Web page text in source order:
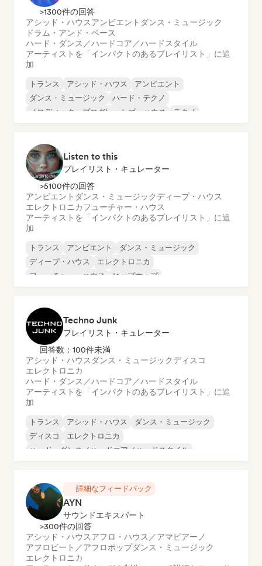
>1300件の回答
アシッド・ハウスアンビエント ダンス・ミュージック
ドラム・アンド・ベース
ハード・ダンス／ハードコア／ハードスタイル
アーティストを「インパクトのあるプレイリスト」に追
加
トランス アシッド・ハウス
アンビエント
ダンス・ミュージック
ハード・テクノ
メロディック・プログレッシブ・ハウス
テクノ
Listen to this
プレイリスト・キュレーター
>5100件の回答
アンビエント ダンス・ミュージックディープ・ハウス
エレクトロニカフューチャー・ハウス
アーティストを「インパクトのあるプレイリスト」に追
加
トランス アンビエント
ダンス・ミュージック
ディープ・ハウス
エレクトロニカ
フューチャー・ハウス
ヒップホップ
Techno Junk
プレイリスト・キュレーター
回答数：100件未満
アシッド・ハウス ダンス・ミュージックディスコ
エレクトロニカ
ハード・ダンス／ハードコア／ハードスタイル
アーティストを「インパクトのあるプレイリスト」に追
加
トランス アシッド・ハウス
ダンス・ミュージック
ディスコ
エレクトロニカ
ハード・ダンス／ハードコア／ハードスタイル
詳細なフィードバック
AYN
サウンドエキスパート
>300件の回答
アシッド・ハウスアフロ・ハウス／アマピアーノ
アフロビート／アフロポップダンス・ミュージック
エレクトロニカ